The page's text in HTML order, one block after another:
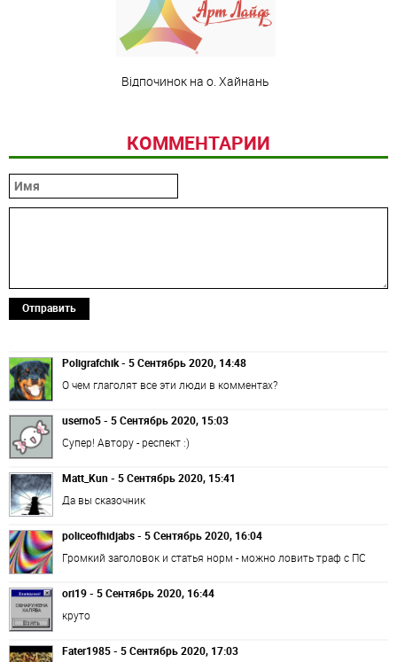
Відпочинок на о. Хайнань
КОММЕНТАРИИ
Отправить
Poligrafchik - 5 Сентябрь 2020, 14:48
О чем глаголят все эти люди в комментах?
userno5 - 5 Сентябрь 2020, 15:03
Супер! Автору - респект :)
Matt_Kun - 5 Сентябрь 2020, 15:41
Да вы сказочник
policeofhidjabs - 5 Сентябрь 2020, 16:04
Громкий заголовок и статья норм - можно ловить траф с ПС
ori19 - 5 Сентябрь 2020, 16:44
круто
Fater1985 - 5 Сентябрь 2020, 17:03